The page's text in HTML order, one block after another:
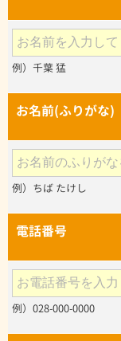
例）千葉 猛
お名前(ふりがな)
例）ちば たけし
電話番号
例）028-000-0000